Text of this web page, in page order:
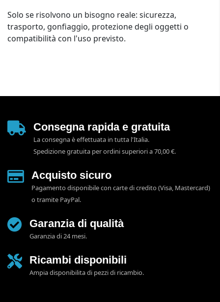
Solo se risolvono un bisogno reale: sicurezza,
trasporto, gonfiaggio, protezione degli oggetti o
compatibilità con l'uso previsto.
Consegna rapida e gratuita
La consegna è effettuata in tutta l'Italia.
Spedizione gratuita per ordini superiori a 70,00 €.
Acquisto sicuro
Pagamento disponibile con carte di credito (Visa, Mastercard)
o tramite PayPal.
Garanzia di qualità
Garanzia di 24 mesi.
Ricambi disponibili
Ampia disponibilita di pezzi di ricambio.